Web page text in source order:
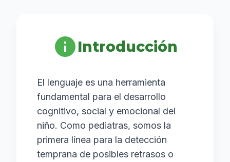
Introducción
El lenguaje es una herramienta
fundamental para el desarrollo
cognitivo, social y emocional del
niño. Como pediatras, somos la
primera línea para la detección
temprana de posibles retrasos o